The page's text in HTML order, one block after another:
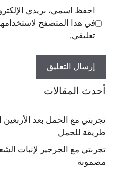
احفظ اسمي، بريدي
في هذا المتصفح
تعليقي.
أحدث المقالات
تجربتي مع الحمل بعد الأربعين
طريقة للحمل
تجربتي مع الجرجير لإنبات
مضمونة